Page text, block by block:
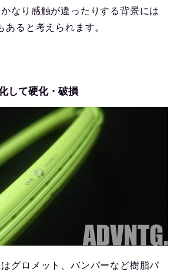
なり感触が違ったりする背景には
あると考えられます。
して硬化・破損
グロメット、バンパーなど樹脂パ